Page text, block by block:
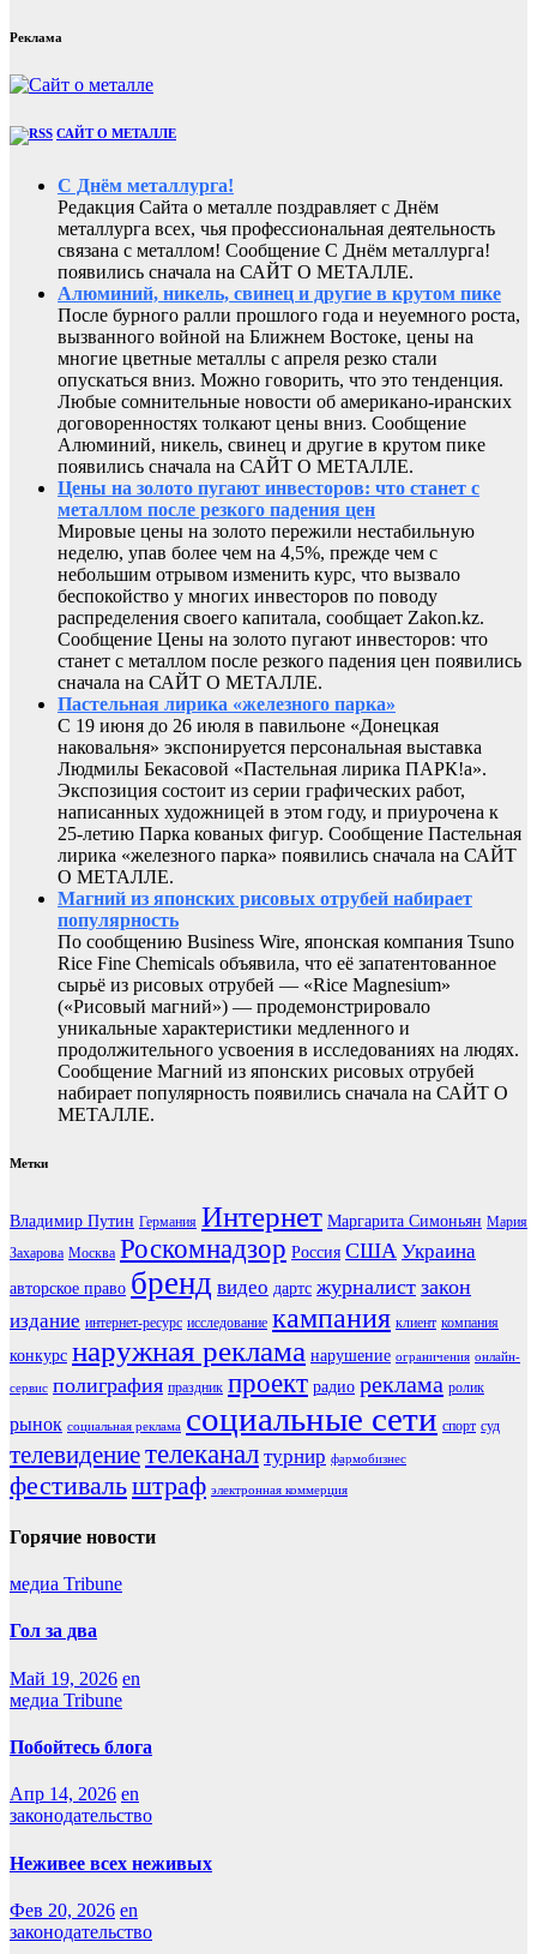
Реклама
САЙТ О МЕТАЛЛЕ
С Днём металлурга!
Редакция Сайта о металле поздравляет с Днём
металлурга всех, чья профессиональная деятельность
связана с металлом! Сообщение С Днём металлурга!
появились сначала на САЙТ О МЕТАЛЛЕ.
Алюминий, никель, свинец и другие в крутом пике
После бурного ралли прошлого года и неуемного роста,
вызванного войной на Ближнем Востоке, цены на
многие цветные металлы с апреля резко стали
опускаться вниз. Можно говорить, что это тенденция.
Любые сомнительные новости об американо-иранских
договоренностях толкают цены вниз. Сообщение
Алюминий, никель, свинец и другие в крутом пике
появились сначала на САЙТ О МЕТАЛЛЕ.
Цены на золото пугают инвесторов: что станет с
металлом после резкого падения цен
Мировые цены на золото пережили нестабильную
неделю, упав более чем на 4,5%, прежде чем с
небольшим отрывом изменить курс, что вызвало
беспокойство у многих инвесторов по поводу
распределения своего капитала, сообщает Zakon.kz.
Сообщение Цены на золото пугают инвесторов: что
станет с металлом после резкого падения цен появились
сначала на САЙТ О МЕТАЛЛЕ.
Пастельная лирика «железного парка»
С 19 июня до 26 июля в павильоне «Донецкая
наковальня» экспонируется персональная выставка
Людмилы Бекасовой «Пастельная лирика ПАРК!а».
Экспозиция состоит из серии графических работ,
написанных художницей в этом году, и приурочена к
25-летию Парка кованых фигур. Сообщение Пастельная
лирика «железного парка» появились сначала на САЙТ
О МЕТАЛЛЕ.
Магний из японских рисовых отрубей набирает
популярность
По сообщению Business Wire, японская компания Tsuno
Rice Fine Chemicals объявила, что её запатентованное
сырьё из рисовых отрубей — «Rice Magnesium»
(«Рисовый магний») — продемонстрировало
уникальные характеристики медленного и
продолжительного усвоения в исследованиях на людях.
Сообщение Магний из японских рисовых отрубей
набирает популярность появились сначала на САЙТ О
МЕТАЛЛЕ.
Метки
Владимир Путин Германия Интернет Маргарита Симоньян Мария
Захарова Москва Роскомнадзор Россия США Украина
авторское право бренд видео дартс журналист закон
издание интернет-ресурс исследование кампания клиент компания
конкурс наружная реклама нарушение ограничения онлайн-
сервис полиграфия праздник проект радио реклама ролик
рынок социальная реклама социальные сети спорт суд
телевидениетелеканал турнир фармобизнес
фестивальштраф электронная коммерция
Горячие новости
медиа Tribune
Гол за два
Май 19, 2026 en
медиа Tribune
Побойтесь блога
Апр 14, 2026 en
законодательство
Неживее всех неживых
Фев 20, 2026 en
законодательство